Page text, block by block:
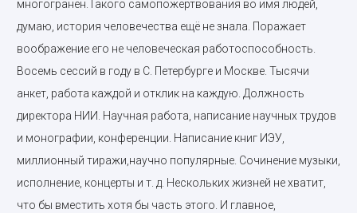
многогранен.Такого самопожертвования во имя людей,
думаю, история человечества ещё не знала. Поражает
воображение его не человеческая работоспособность.
Восемь сессий в году в С. Петербурге и Москве. Тысячи
анкет, работа каждой и отклик на каждую. Должность
директора НИИ. Научная работа, написание научных трудов
и монографии, конференции. Написание книг ИЭУ,
миллионный тиражи,научно популярные. Сочинение музыки,
исполнение, концерты и т. д. Нескольких жизней не хватит,
что бы вместить хотя бы часть этого. И главное,